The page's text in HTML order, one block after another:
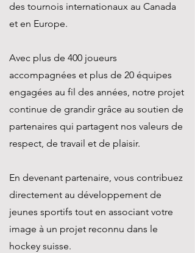
des tournois internationaux au Canada
et en Europe.
Avec plus de 400 joueurs
accompagnées et plus de 20 équipes
engagées au fil des années, notre projet
continue de grandir grâce au soutien de
partenaires qui partagent nos valeurs de
respect, de travail et de plaisir.
En devenant partenaire, vous contribuez
directement au développement de
jeunes sportifs tout en associant votre
image à un projet reconnu dans le
hockey suisse.